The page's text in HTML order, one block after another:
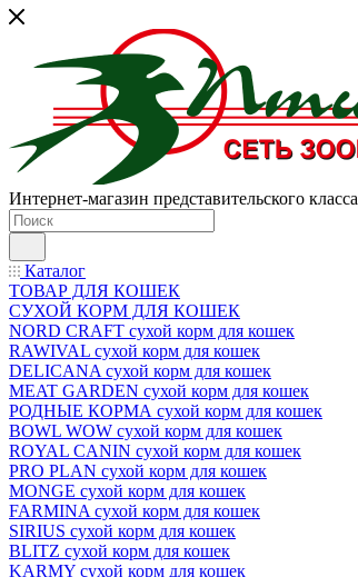
Интернет-магазин представительского класса
Каталог
ТОВАР ДЛЯ КОШЕК
СУХОЙ КОРМ ДЛЯ КОШЕК
NORD CRAFT сухой корм для кошек
RAWIVAL сухой корм для кошек
DELICANA сухой корм для кошек
MEAT GARDEN сухой корм для кошек
РОДНЫЕ КОРМА сухой корм для кошек
BOWL WOW сухой корм для кошек
ROYAL CANIN сухой корм для кошек
PRO PLAN сухой корм для кошек
MONGE сухой корм для кошек
FARMINA сухой корм для кошек
SIRIUS сухой корм для кошек
BLITZ сухой корм для кошек
KARMY сухой корм для кошек